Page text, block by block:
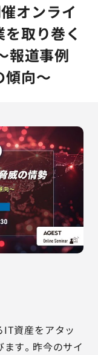
オンライ
取り巻く
報道事例
傾向～
資産をアタッ
ます。昨今のサイ